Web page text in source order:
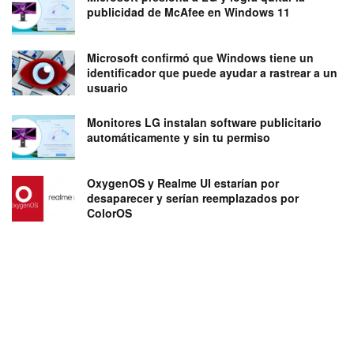
publicidad de McAfee en Windows 11
Microsoft confirmó que Windows tiene un
identificador que puede ayudar a rastrear a un
usuario
Monitores LG instalan software publicitario
automáticamente y sin tu permiso
OxygenOS y Realme UI estarían por
desaparecer y serían reemplazados por
ColorOS